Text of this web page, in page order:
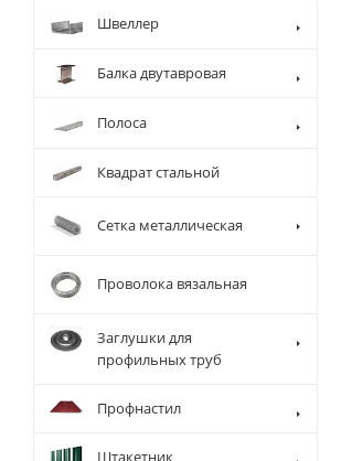
Швеллер
Балка двутавровая
Полоса
Квадрат стальной
Сетка металлическая
Проволока вязальная
Заглушки для
профильных труб
Профнастил
Штакетник